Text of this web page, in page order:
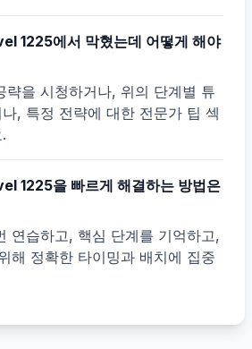
1225에서 막혔는데 어떻게 해야
략을 시청하거나, 위의 단계별 튜
, 특정 전략에 대한 전문가 팁 섹
1225을 빠르게 해결하는 방법은
연습하고, 핵심 단계를 기억하고,
해 정확한 타이밍과 배치에 집중